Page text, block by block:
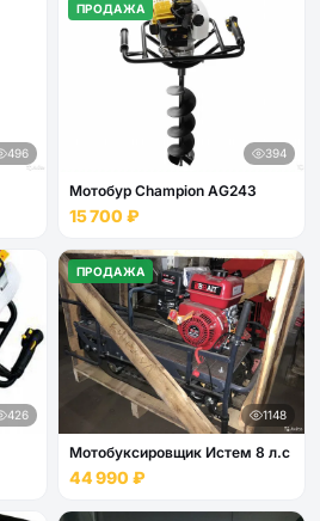
496
ПРОДАЖА
394
Мотобур Champion AG243
15 700 ₽
426
ПРОДАЖА
1148
Мотобуксировщик Истем 8 л.с
44 990 ₽